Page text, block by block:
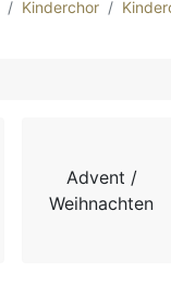
Kinderchor
Advent /
Weihnachten